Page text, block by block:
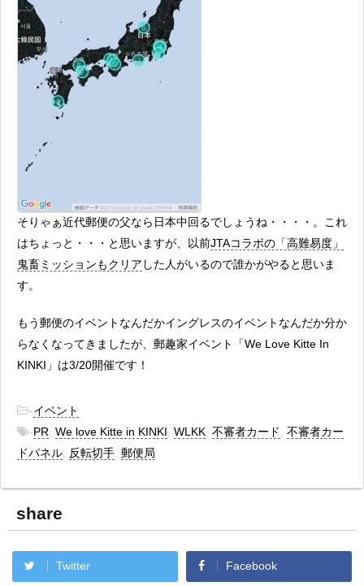
そりゃぁ近代郵便の父なら日本中回るでしょうね・・・・。これ
はちょっと・・・と思いますが、以前JTAコラボの「高難易度」
鬼畜ミッションもクリア した人がいるので誰かがやると思いま
す。
もう郵便のイベントなんだかイングレスのイベントなんだか分か
らなくなってきましたが、郵趣家イベント「We Love Kitte In
KINKI」は3/20開催です！
-イベント
-PR We love Kitte in KINKI WLKK 不審者カード
不審者カー
ドパネル
反転切手 郵便局
share
Twitter Facebook